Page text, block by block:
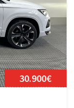
30.900€